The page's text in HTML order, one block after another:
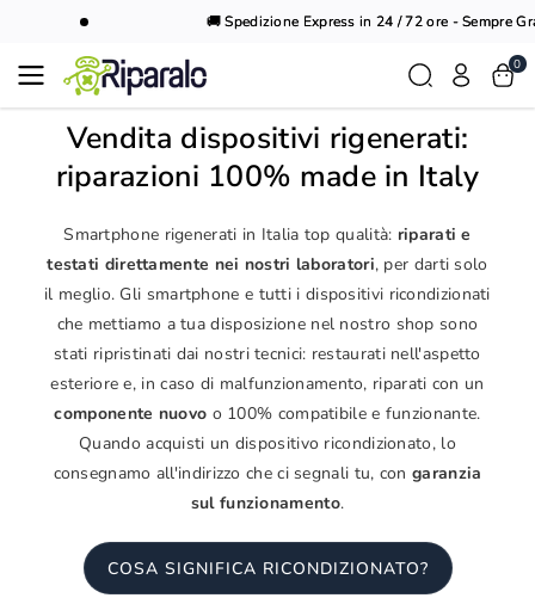
🚚 Spedizione Express in 24 / 72 ore - Sempre
0
Vendita dispositivi rigenerati:
riparazioni 100% made in Italy
Smartphone rigenerati in Italia top qualità: riparati e
testati direttamente nei nostri laboratori, per darti solo
il meglio. Gli smartphone e tutti i dispositivi ricondizionati
che mettiamo a tua disposizione nel nostro shop sono
stati ripristinati dai nostri tecnici: restaurati nell'aspetto
esteriore e, in caso di malfunzionamento, riparati con un
componente nuovo o 100% compatibile e funzionante.
Quando acquisti un dispositivo ricondizionato, lo
consegnamo all'indirizzo che ci segnali tu, con garanzia
sul funzionamento.
COSA SIGNIFICA RICONDIZIONATO?